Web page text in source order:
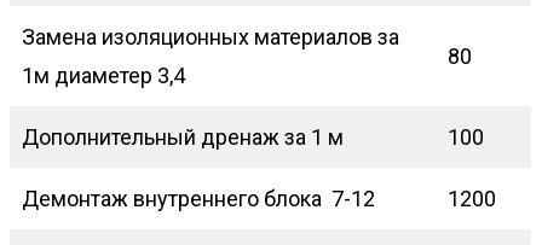
Замена изоляционных материалов за
1м диаметер 3,4
80
Дополнительный дренаж за 1 м 100
Демонтаж внутреннего блока 7-12 1200